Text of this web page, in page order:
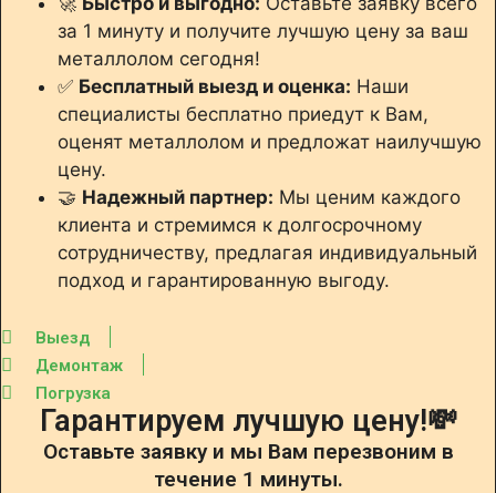
за 1 минуту и получите лучшую цену за ваш
металлолом сегодня!
✅ Бесплатный выезд и оценка: Наши
специалисты бесплатно приедут к Вам,
оценят металлолом и предложат наилучшую
цену.
🤝 Надежный партнер: Мы ценим каждого
клиента и стремимся к долгосрочному
сотрудничеству, предлагая индивидуальный
подход и гарантированную выгоду.
Выезд
Демонтаж
Погрузка
Гарантируем лучшую цену!💸
Оставьте заявку и мы Вам перезвоним в
течение 1 минуты.